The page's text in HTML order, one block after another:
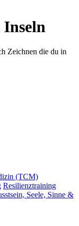
Inseln
Zeichnen die du in
(TCM)
Resilienztraining
Seele, Sinne &